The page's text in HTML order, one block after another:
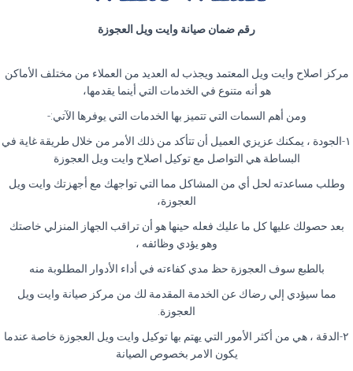
رقم ضمان صيانة وايت ويل العجوزة
مركز اصلاح وايت ويل المعتمد ويجذب له العديد من العملاء من مختلف الأماكن
هو أنه متنوع في الخدمات التي أينما يقدمها،
ومن أهم السمات التي تتميز بها الخدمات التي يوفرها الآتي:-
١-الجودة ، يمكنك عزيزي العميل أن تتأكد من ذلك الأمر من خلال طريقة غاية في
البساطة هي التواصل مع توكيل اصلاح وايت ويل العجوزة
وطلب مساعدته لحل أي من المشاكل مما التي تواجهك مع أجهزتك وايت ويل
العجوزة،
بعد حصولك عليها كل ما عليك فعله حينها هو أن تراقب الجهاز المنزلي خاصتك
وهو يؤدي وظائفه ،
بالطبع سوف العجوزة حظ مدي كفاءته في أداء الأدوار المطلوبة منه
مما سيؤدي إلي رضاك عن الخدمة المقدمة لك من مركز صيانة وايت ويل
العجوزة.
٢-الدقة ، هي من أكثر الأمور التي يهتم بها توكيل وايت ويل العجوزة خاصة عندما
يكون الامر بخصوص الصيانة